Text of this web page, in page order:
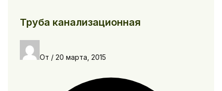
Труба канализационная
От / 20 марта, 2015